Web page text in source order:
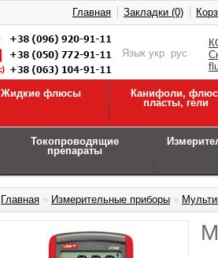
Язык укр рус
Главная Закладки (0)
Жидкие флюсы
Канифоли,
пласты, гели
Токопроводящие
препараты
Главная » Измерительные приборы »